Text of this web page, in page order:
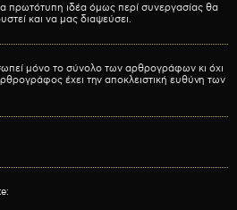
πρωτότυπη ιδέα όμως περί συνεργασίας θα
και να μας διαψεύσει.
μόνο το σύνολο των αρθρογράφων κι όχι
έχει την αποκλειστική ευθύνη των